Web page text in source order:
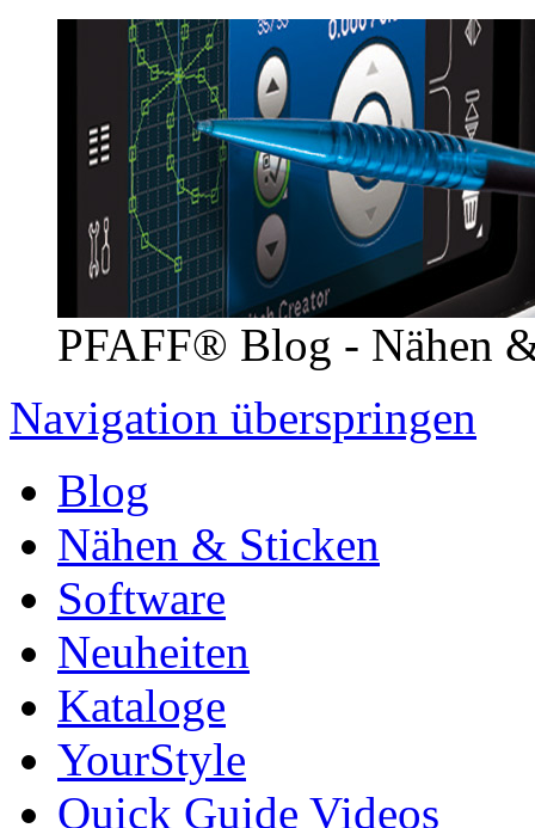
PFAFF® Blog - Nähen
Navigation überspringen
Blog
Nähen & Sticken
Software
Neuheiten
Kataloge
YourStyle
Quick Guide Videos